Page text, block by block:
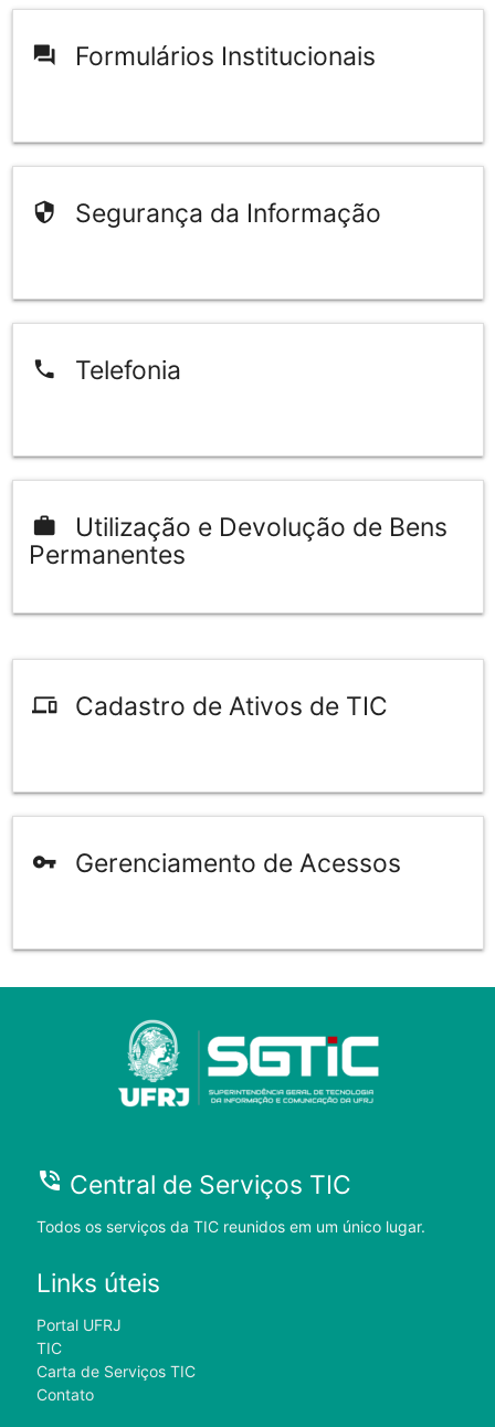
question_answer Formulários Institucionais
security Segurança da Informação
phone Telefonia
work
Utilização e Devolução de Bens
Permanentes
devices Cadastro de Ativos de TIC
vpn_key Gerenciamento de Acessos
phone_in_talk Central de Serviços TIC
Todos os serviços da TIC reunidos em um único lugar.
Links úteis
Portal UFRJ
TIC
Carta de Serviços TIC
Contato